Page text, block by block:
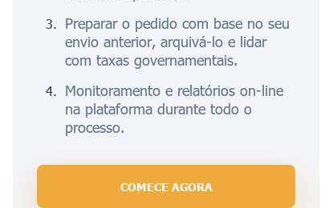
Preparar o pedido com base no seu
envio anterior, arquivá-lo e lidar
com taxas governamentais.
Monitoramento e relatórios on-line
na plataforma durante todo o
processo.
COMECE AGORA